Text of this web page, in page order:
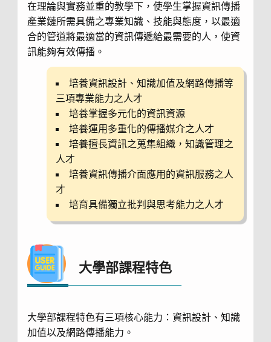
在理論與實務並重的教學下，使學生掌握資訊傳播
產業鏈所需具備之專業知識、技能與態度，以最適
合的管道將最適當的資訊傳遞給最需要的人，使資
訊能夠有效傳播。
培養資訊設計、知識加值及網路傳播等
三項專業能力之人才
培養掌握多元化的資訊資源
培養運用多重化的傳播媒介之人才
培養擅長資訊之蒐集組織，知識管理之
人才
培養資訊傳播介面應用的資訊服務之人
才
培育具備獨立批判與思考能力之人才
大學部課程特色
大學部課程特色有三項核心能力：資訊設計、知識
加值以及網路傳播能力。